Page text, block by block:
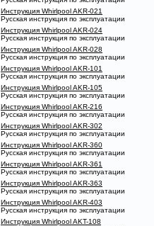
Инструкция Whirlpool AKR-021
Русская инструкция по эксплуатации
Инструкция Whirlpool AKR-024
Русская инструкция по эксплуатации
Инструкция Whirlpool AKR-028
Русская инструкция по эксплуатации
Инструкция Whirlpool AKR-101
Русская инструкция по эксплуатации
Инструкция Whirlpool AKR-105
Русская инструкция по эксплуатации
Инструкция Whirlpool AKR-216
Русская инструкция по эксплуатации
Инструкция Whirlpool AKR-302
Русская инструкция по эксплуатации
Инструкция Whirlpool AKR-360
Русская инструкция по эксплуатации
Инструкция Whirlpool AKR-361
Русская инструкция по эксплуатации
Инструкция Whirlpool AKR-363
Русская инструкция по эксплуатации
Инструкция Whirlpool AKR-403
Русская инструкция по эксплуатации
Инструкция Whirlpool AKT-108